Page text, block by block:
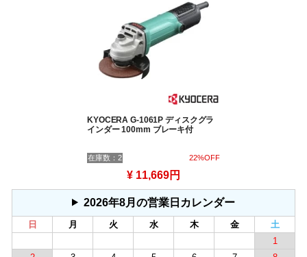
KYOCERA G-1061P ディスクグラ
インダー 100mm ブレーキ付
在庫数：2 22%OFF
¥ 11,669円
2026年8月の営業日カレンダー
日 月 火 水 木 金
土
1